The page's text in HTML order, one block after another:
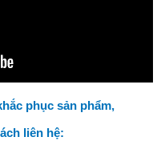
phục sản phẩm,
liên hệ: